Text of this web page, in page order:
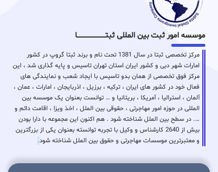
موسسه امور ثبت بین المللی ثبتـــــــــــــــــــــــــــــا
مرکز تخصصی ثبتا در سال 1381 تحت نام و برند ثبتا گروپ در کشور
امارات شهر دبی و کشور ایران استان تهران تاسیس و پایه گذاری شد ، این
مرکز فوق تخصصی از همان بدو تاسیس با ایجاد شعب و نمایندگی های
فعال خود در کشور های ایران ، ترکیه ، برزیل ، اذربایجان ، امارات ، عمان ،
آلمان ، استرالیا ، آمریکا ، بریتانیا و … توانست بعنوان یک موسسه بین
المللی در حوزه امور مهاجرتی ، حقوقی بین الملل ، اخذ ویزا ، اقامت دائم و
…. در سطح بین الملل شناخته شود . هم اکنون این مجموعه با دارا بودن
بیش از 2640 کارشناس و وکیل با تجربه توانسته بعنوان یکی از بزرگترین
و معتبرترین موسسات مهاجرتی و حقوق بین الملل شناخته شود.